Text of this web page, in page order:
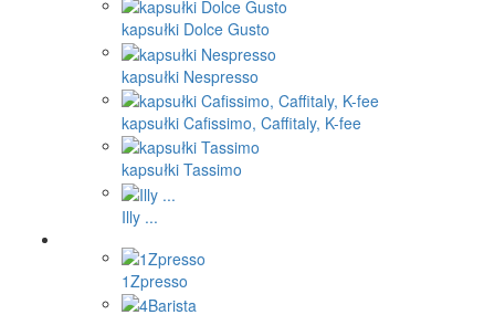
kapsułki Dolce Gusto
kapsułki Nespresso
kapsułki Cafissimo, Caffitaly, K-fee
kapsułki Tassimo
Illy ...
1Zpresso